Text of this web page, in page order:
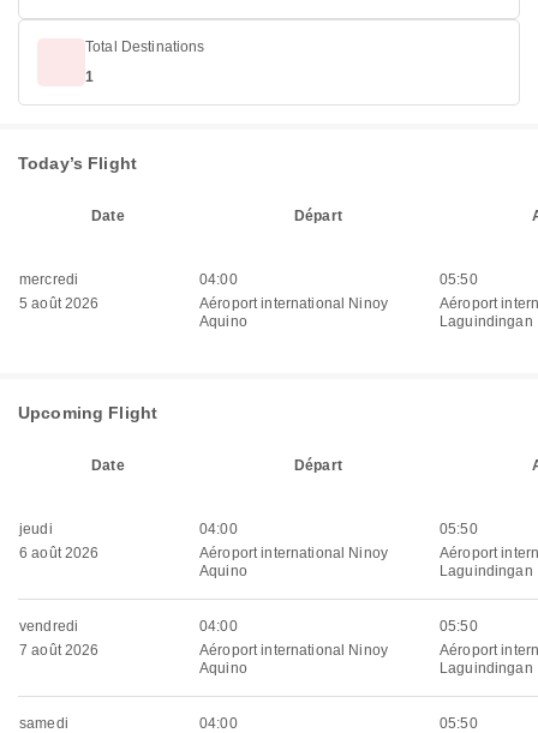
Total Destinations
1
Today’s Flight
Date Départ
mercredi
5 août 2026
04:00
Aéroport international Ninoy
Aquino
05:50
Aéroport
Laguindingan
Upcoming Flight
Date Départ
jeudi
6 août 2026
04:00
Aéroport international Ninoy
Aquino
05:50
Aéroport
Laguindingan
vendredi
7 août 2026
04:00
Aéroport international Ninoy
Aquino
05:50
Aéroport
Laguindingan
samedi
04:00
05:50